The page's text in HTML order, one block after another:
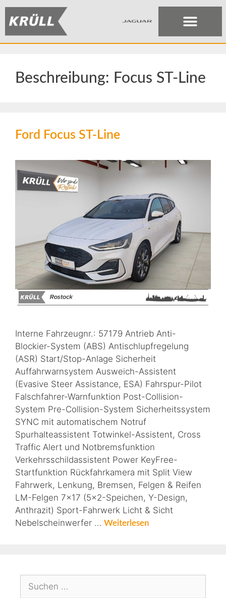
Beschreibung: Focus ST-Line
Ford Focus ST-Line
Interne Fahrzeugnr.: 57179 Antrieb Anti-
Blockier-System (ABS) Antischlupfregelung
(ASR) Start/Stop-Anlage Sicherheit
Auffahrwarnsystem Ausweich-Assistent
(Evasive Steer Assistance, ESA) Fahrspur-Pilot
Falschfahrer-Warnfunktion Post-Collision-
System Pre-Collision-System Sicherheitssystem
SYNC mit automatischem Notruf
Spurhalteassistent Totwinkel-Assistent, Cross
Traffic Alert und Notbremsfunktion
Verkehrsschildassistent Power KeyFree-
Startfunktion Rückfahrkamera mit Split View
Fahrwerk, Lenkung, Bremsen, Felgen & Reifen
LM-Felgen 7×17 (5×2-Speichen, Y-Design,
Anthrazit) Sport-Fahrwerk Licht & Sicht
Nebelscheinwerfer … Weiterlesen